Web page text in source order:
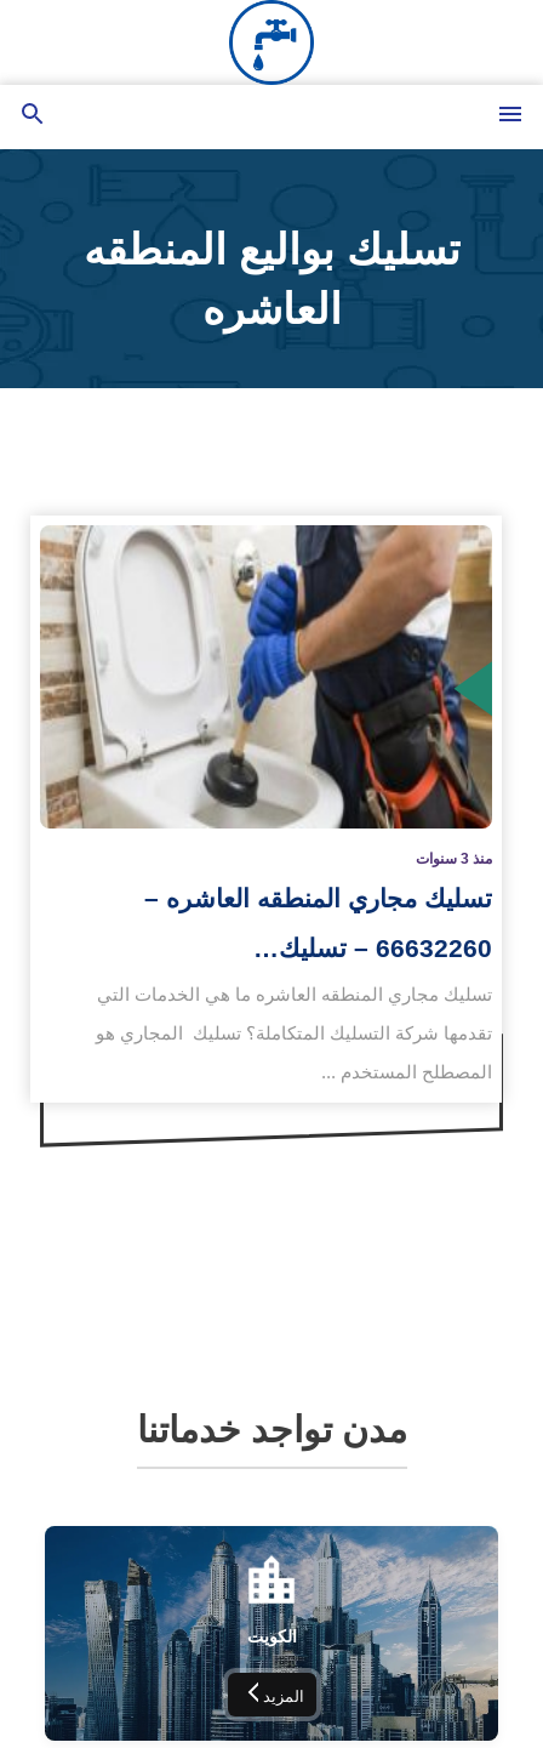
المحتوى
تسليك بواليع المنطقه
العاشره
منذ 3 سنوات
تسليك مجاري المنطقه العاشره –
66632260 – تسليك…
تسليك مجاري المنطقه العاشره ما هي الخدمات التي
تقدمها شركة التسليك المتكاملة؟ تسليك المجاري هو
المصطلح المستخدم ...
مدن تواجد خدماتنا
الكويت
المزيد